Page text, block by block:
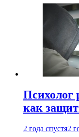
Психолог
как
2 года спустя2